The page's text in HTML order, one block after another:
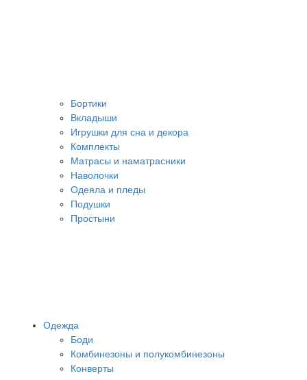
Бортики
Вкладыши
Игрушки для сна и декора
Комплекты
Матрасы и наматрасники
Наволочки
Одеяла и пледы
Подушки
Простыни
Одежда
Боди
Комбинезоны и полукомбинезоны
Конверты